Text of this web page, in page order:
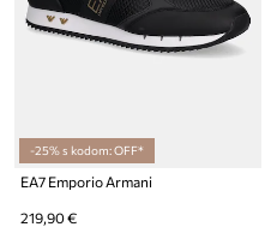
-25% s kodom: OFF*
EA7 Emporio Armani
219,90 €